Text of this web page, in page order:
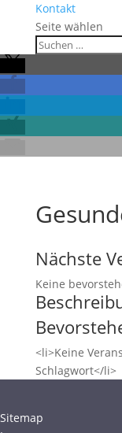
Kontakt
Seite wählen
Nächste
Keine
<li>Keine
Schlagwort</li>
Sitemap